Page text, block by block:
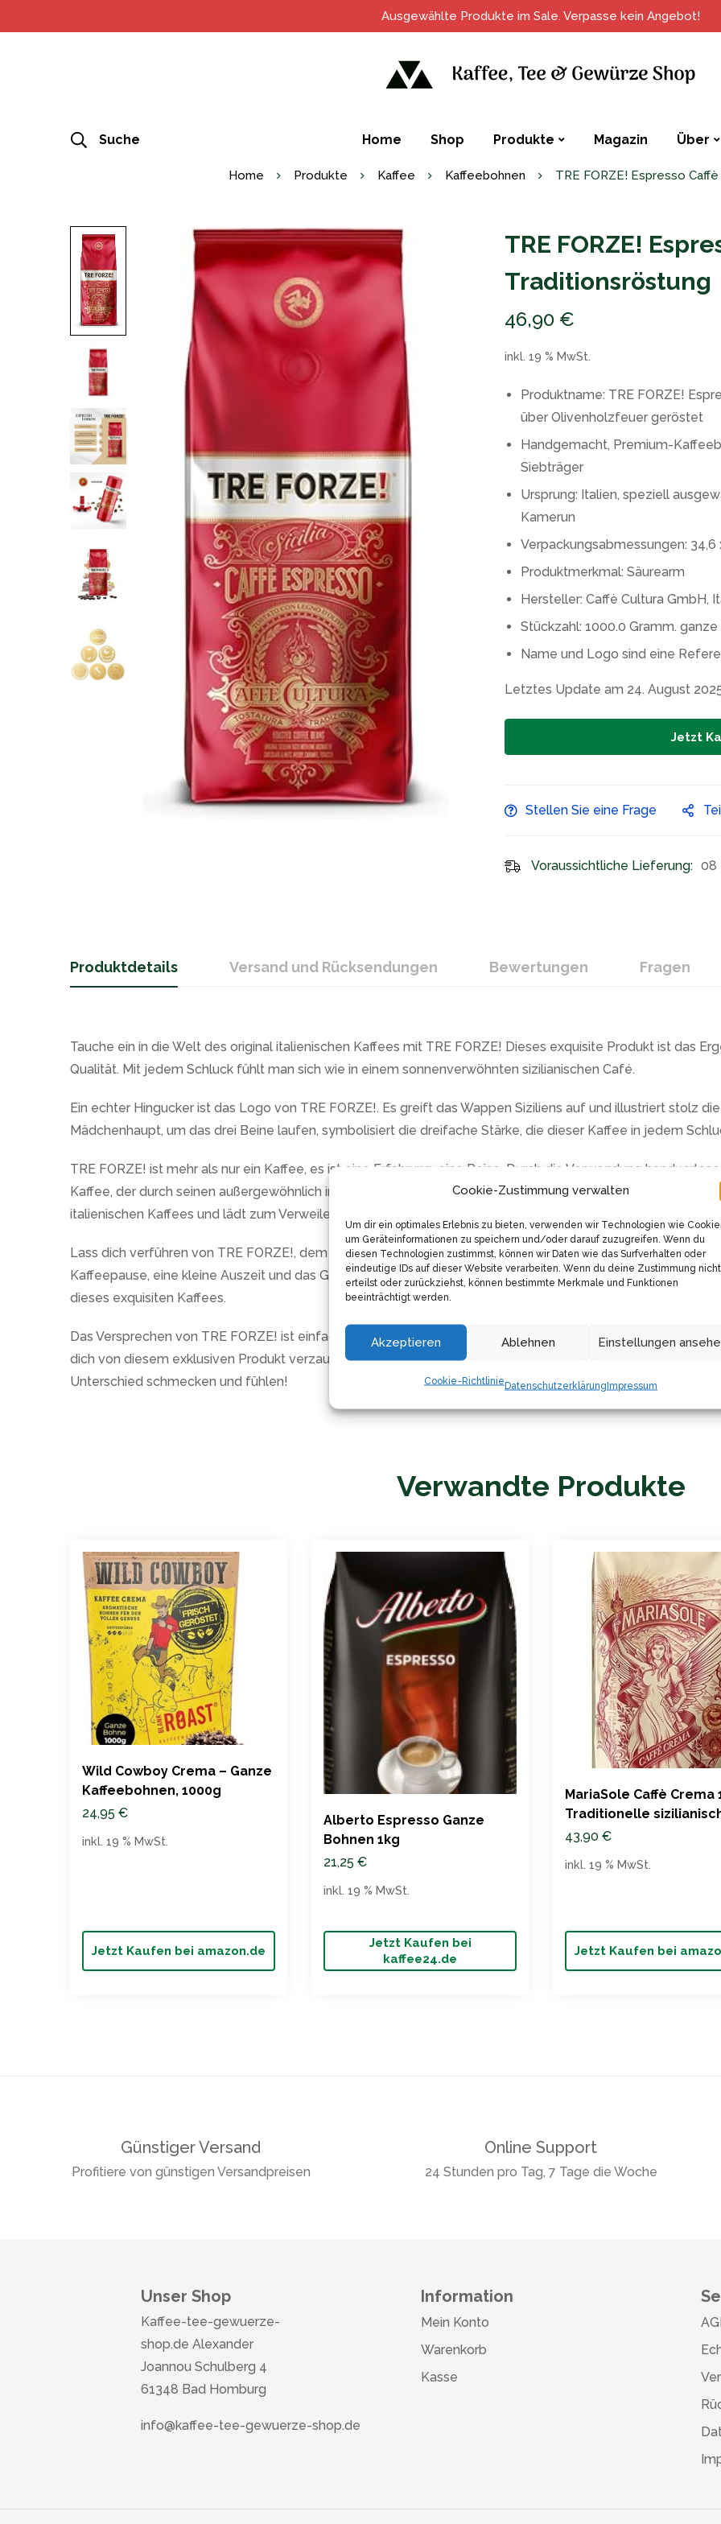
Cookie-Zustimmung verwalten
Um dir ein optimales Erlebnis zu bieten, verwenden wir Technologien wie
um Geräteinformationen zu speichern und/oder darauf zuzugreifen. Wenn du
diesen Technologien zustimmst, können wir Daten wie das Surfverhalten oder
eindeutige IDs auf dieser Website verarbeiten. Wenn du deine Zustimmung nicht
erteilst oder zurückziehst, können bestimmte Merkmale und Funktionen
beeinträchtigt werden.
Akzeptieren Ablehnen Einstellungen
Cookie-RichtlinieDatenschutzerklärungImpressum
Ausgewählte Produkte im Sale. Verpasse kein Angebot!
Suche Home Shop Produkte Magazin Über
Home Produkte Kaffee Kaffeebohnen TRE FORZE! Espresso
TRE FORZE!
Traditionsröstung
46,90 €
inkl. 19 % MwSt.
Produktname: TRE FORZE!
über Olivenholzfeuer geröstet
Handgemacht, Premium-
Siebträger
Ursprung: Italien, speziell
Kamerun
Verpackungsabmessungen: 34,6
Produktmerkmal: Säurearm
Hersteller: Caffè Cultura GmbH,
Stückzahl: 1000.0 Gramm.
Name und Logo sind eine
Letztes Update am 24. August
Jetzt
Stellen Sie eine Frage
Voraussichtliche Lieferung: 08
Produktdetails Versand und Rücksendungen Bewertungen Fragen
Tauche ein in die Welt des original italienischen Kaffees mit TRE FORZE! Dieses exquisite Produkt ist das
Qualität. Mit jedem Schluck fühlt man sich wie in einem sonnenverwöhnten sizilianischen Café.
Ein echter Hingucker ist das Logo von TRE FORZE!. Es greift das Wappen Siziliens auf und illustriert stolz
Mädchenhaupt, um das drei Beine laufen, symbolisiert die dreifache Stärke, die dieser Kaffee in jedem
TRE FORZE! ist mehr als nur ein Kaffee, es ist eine Erfahrung, eine Reise. Durch die Verwendung
Kaffee, der durch seinen außergewöhnlich intensiven Geschmack besticht. Er erfüllt dein Zuhause mit dem
italienischen Kaffees und lädt zum Verweilen ein.
Lass dich verführen von TRE FORZE!, dem exklusiven Kaffee, der den authentischen Geschmack Italiens in
Kaffeepause, eine kleine Auszeit und das Gefühl, für einen Moment in die sonnige Landschaft Siziliens
dieses exquisiten Kaffees.
Das Versprechen von TRE FORZE! ist einfach: Qualität, Geschmack und Authentizität. Gib deiner
dich von diesem exklusiven Produkt verzaubern. Probier ihn aus und genieße ein Stückchen original
Unterschied schmecken und fühlen!
Verwandte Produkte
Wild Cowboy Crema – Ganze
Kaffeebohnen, 1000g
24,95 €
Jetzt Kaufen bei amazon.de
inkl. 19 % MwSt.
Alberto Espresso Ganze
Bohnen 1kg
21,25 €
Jetzt Kaufen bei
kaffee24.de
inkl. 19 % MwSt.
MariaSole Caffè Crema
Traditionelle
Röstung
43,90 €
Jetzt Kaufen bei
inkl. 19 % MwSt.
Günstiger Versand
Profitiere von günstigen Versandpreisen
Online Support
24 Stunden pro Tag, 7 Tage die Woche
Unser Shop
Kaffee-tee-gewuerze-
shop.de Alexander
Joannou Schulberg 4
61348 Bad Homburg
info@kaffee-tee-gewuerze-shop.de
Information
Mein Konto
Warenkorb
Kasse